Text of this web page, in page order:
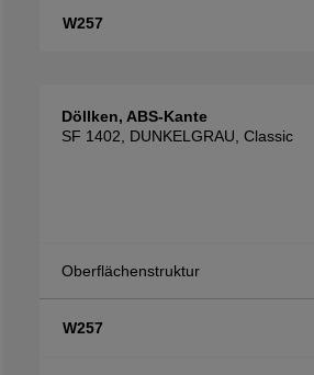
W257
Döllken, ABS-Kante
SF 1402, DUNKELGRAU, Classic
Oberflächenstruktur
W257